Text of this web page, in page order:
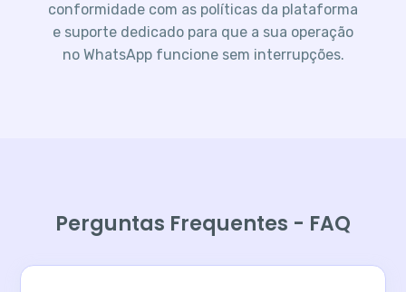
conformidade com as políticas da plataforma
e suporte dedicado para que a sua operação
no WhatsApp funcione sem interrupções.
Perguntas Frequentes - FAQ